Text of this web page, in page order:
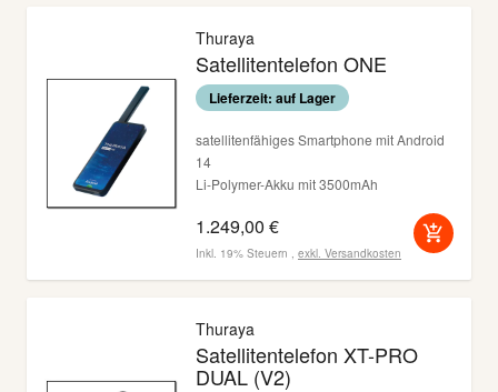
Thuraya
Satellitentelefon ONE
Lieferzeit: auf Lager
satellitenfähiges Smartphone mit Android
14
Li-Polymer-Akku mit 3500mAh
1.249,00 €
Inkl. 19% Steuern , exkl. Versandkosten
Thuraya
Satellitentelefon XT-PRO
DUAL (V2)